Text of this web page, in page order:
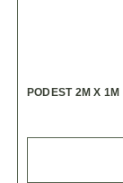
PODEST 2M X 1M